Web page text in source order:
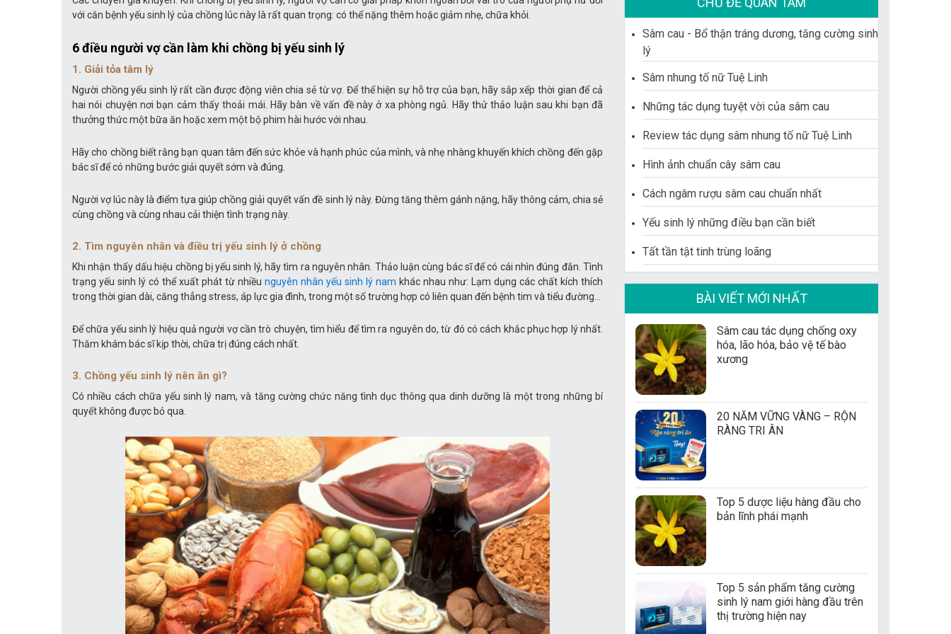
với căn bệnh yếu sinh lý của chồng lúc này là rất quan trọng: có thể nặng thêm hoặc giảm nhẹ, chữa khỏi.
6 điều người vợ cần làm khi chồng bị yếu sinh lý
1. Giải tỏa tâm lý
Người chồng yếu sinh lý rất cần được động viên chia sẻ từ vợ. Để thể hiện sự hỗ trợ của bạn, hãy sắp xếp thời gian để cả
hai nói chuyện nơi bạn cảm thấy thoải mái. Hãy bàn về vấn đề này ở xa phòng ngủ. Hãy thử thảo luận sau khi bạn đã
thưởng thức một bữa ăn hoặc xem một bộ phim hài hước với nhau.
Hãy cho chồng biết rằng bạn quan tâm đến sức khỏe và hạnh phúc của mình, và nhẹ nhàng khuyến khích chồng đến gặp
bác sĩ để có những bước giải quyết sớm và đúng.
Người vợ lúc này là điểm tựa giúp chồng giải quyết vấn đề sinh lý này. Đừng tăng thêm gánh nặng, hãy thông cảm, chia sẻ
cùng chồng và cùng nhau cải thiện tình trạng này.
2. Tìm nguyên nhân và điều trị yếu sinh lý ở chồng
Khi nhận thấy dấu hiệu chồng bị yếu sinh lý, hãy tìm ra nguyên nhân. Thảo luận cùng bác sĩ để có cái nhìn đúng đắn. Tình
trạng yếu sinh lý có thể xuất phát từ nhiều nguyên nhân yếu sinh lý nam khác nhau như: Lạm dụng các chất kích thích
trong thời gian dài, căng thẳng stress, áp lực gia đình, trong một số trường hợp có liên quan đến bệnh tim và tiểu đường…
Để chữa yếu sinh lý hiệu quả người vợ cần trò chuyện, tìm hiểu để tìm ra nguyên do, từ đó có cách khắc phục hợp lý nhất.
Thăm khám bác sĩ kịp thời, chữa trị đúng cách nhất.
3. Chồng yếu sinh lý nên ăn gì?
Có nhiều cách chữa yếu sinh lý nam, và tăng cường chức năng tình dục thông qua dinh dưỡng là một trong những bí
quyết không được bỏ qua.
Sâm cau - Bổ thận tráng dương, tăng cường sinh
lý
Sâm nhung tố nữ Tuệ Linh
Những tác dụng tuyệt vời của sâm cau
Review tác dụng sâm nhung tố nữ Tuệ Linh
Hình ảnh chuẩn cây sâm cau
Cách ngâm rượu sâm cau chuẩn nhất
Yếu sinh lý những điều bạn cần biết
Tất tần tật tinh trùng loãng
BÀI VIẾT MỚI NHẤT
Sâm cau tác dụng chống oxy
hóa, lão hóa, bảo vệ tế bào
xương
20 NĂM VỮNG VÀNG – RỘN
RÀNG TRI ÂN
Top 5 dược liệu hàng đầu cho
bản lĩnh phái mạnh
Top 5 sản phẩm tăng cường
sinh lý nam giới hàng đầu trên
thị trường hiện nay